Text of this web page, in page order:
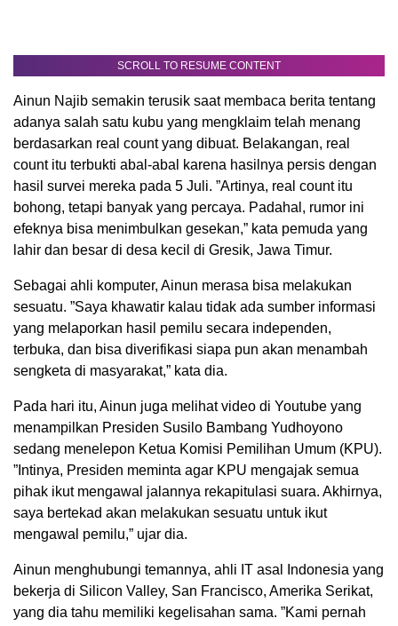
SCROLL TO RESUME CONTENT
Ainun Najib semakin terusik saat membaca berita tentang
adanya salah satu kubu yang mengklaim telah menang
berdasarkan real count yang dibuat. Belakangan, real
count itu terbukti abal-abal karena hasilnya persis dengan
hasil survei mereka pada 5 Juli. ”Artinya, real count itu
bohong, tetapi banyak yang percaya. Padahal, rumor ini
efeknya bisa menimbulkan gesekan,” kata pemuda yang
lahir dan besar di desa kecil di Gresik, Jawa Timur.
Sebagai ahli komputer, Ainun merasa bisa melakukan
sesuatu. ”Saya khawatir kalau tidak ada sumber informasi
yang melaporkan hasil pemilu secara independen,
terbuka, dan bisa diverifikasi siapa pun akan menambah
sengketa di masyarakat,” kata dia.
Pada hari itu, Ainun juga melihat video di Youtube yang
menampilkan Presiden Susilo Bambang Yudhoyono
sedang menelepon Ketua Komisi Pemilihan Umum (KPU).
”Intinya, Presiden meminta agar KPU mengajak semua
pihak ikut mengawal jalannya rekapitulasi suara. Akhirnya,
saya bertekad akan melakukan sesuatu untuk ikut
mengawal pemilu,” ujar dia.
Ainun menghubungi temannya, ahli IT asal Indonesia yang
bekerja di Silicon Valley, San Francisco, Amerika Serikat,
yang dia tahu memiliki kegelisahan sama. ”Kami pernah